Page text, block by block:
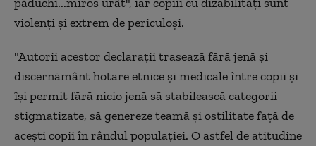
violenţi şi extrem de periculoşi.
"Autorii acestor declaraţii trasează fără jenă şi
discernământ hotare etnice şi medicale între copii şi
îşi permit fără nicio jenă să stabilească categorii
stigmatizate, să genereze teamă şi ostilitate faţă de
aceşti copii în rândul populaţiei. O astfel de atitudine